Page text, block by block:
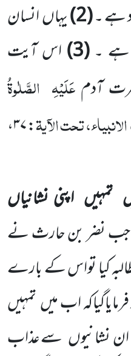
ہے ۔(
2
)یہاںانسان
ہے ۔(
3
)اس آیت
آدمعَلَیْہِ الصَّلٰوۃُ
تحت الآیۃ
: ۳۷،
تمہیں اپنی نشانیاں
جب نضر بن حارث نے
کیا تواس کے بارے
اب میںتمہیں
نشانیوں سے عذاب